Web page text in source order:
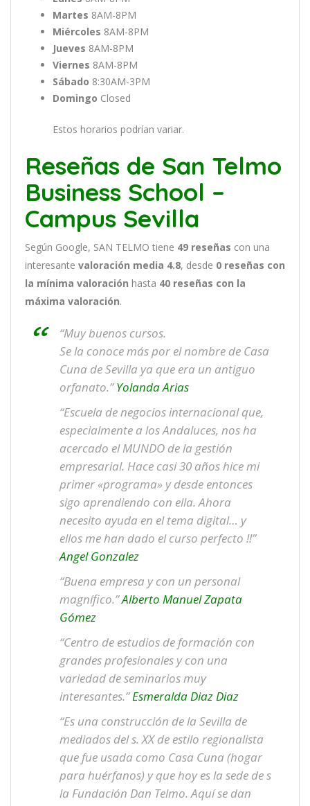
Martes 8AM-8PM
Miércoles 8AM-8PM
Jueves 8AM-8PM
Viernes 8AM-8PM
Sábado 8:30AM-3PM
Domingo Closed
Estos horarios podrían variar.
Reseñas de San Telmo
Business School –
Campus Sevilla
Según Google, SAN TELMO tiene 49 reseñas con una
interesante valoración media 4.8, desde 0 reseñas con
la mínima valoración hasta 40 reseñas con la
máxima valoración.
“Muy buenos cursos.
Se la conoce más por el nombre de Casa
Cuna de Sevilla ya que era un antiguo
orfanato.” Yolanda Arias
“Escuela de negocios internacional que,
especialmente a los Andaluces, nos ha
acercado el MUNDO de la gestión
empresarial. Hace casi 30 años hice mi
primer «programa» y desde entonces
sigo aprendiendo con ella. Ahora
necesito ayuda en el tema digital… y
ellos me han dado el curso perfecto !!”
Angel Gonzalez
“Buena empresa y con un personal
magnífico.”Alberto Manuel Zapata
Gómez
“Centro de estudios de formación con
grandes profesionales y con una
variedad de seminarios muy
interesantes.”Esmeralda Diaz Diaz
“Es una construcción de la Sevilla de
mediados del s. XX de estilo regionalista
que fue usada como Casa Cuna (hogar
para huérfanos) y que hoy es la sede de s
la Fundación Dan Telmo. Aquí se dan